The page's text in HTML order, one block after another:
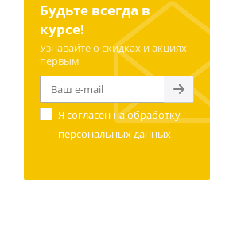
Будьте всегда в
курсе!
Узнавайте о скидках и акциях
первым
Я согласен наобработку
персональных данных